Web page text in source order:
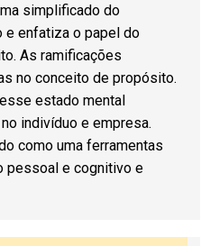
simplificado do
enfatiza o papel do
As ramificações
no conceito de propósito.
estado mental
indivíduo e empresa.
como uma ferramentas
pessoal e cognitivo e